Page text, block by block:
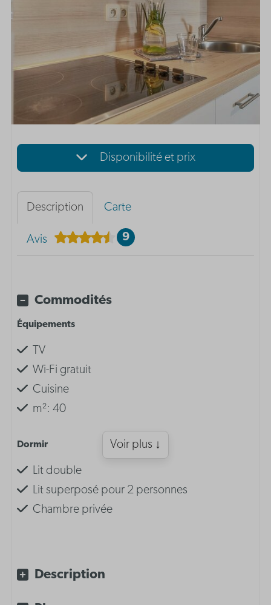
Disponibilité et prix
Description Carte
Avis 9
Commodités
Équipements
TV
Wi-Fi gratuit
Cuisine
m²: 40
Dormir
Lit double
Lit superposé pour 2 personnes
Chambre privée
Coin nuit avec lit superposé pour 2
Voir plus ↓
Description